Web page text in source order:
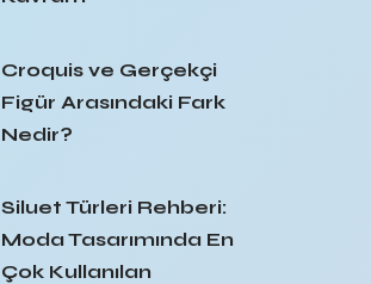
Croquis ve Gerçekçi
Figür Arasındaki Fark
Nedir?
Siluet Türleri Rehberi:
Moda Tasarımında En
Çok Kullanılan